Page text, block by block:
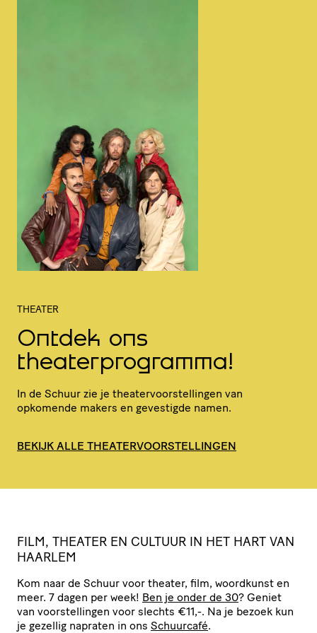
THEATER
Ontdek ons
theaterprogramma!
In de Schuur zie je thea­ter­voor­stel­lingen van
opkomende makers en gevestigde namen.
BEKIJK ALLE THEATERVOORSTELLINGEN
FILM, THEATER EN CULTUUR IN HET HART VAN
HAARLEM
Kom naar de Schuur voor theater, film, woordkunst en
meer. 7 dagen per week! Ben je onder de 30? Geniet
van voor­stel­lingen voor slechts €11,-. Na je bezoek kun
je gezellig napraten in ons Schuurcafé.